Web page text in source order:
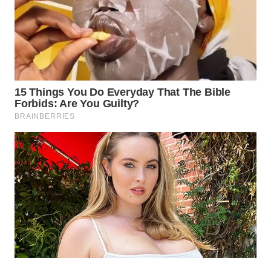
WN
LIKUPANG
WN
LABUANBAJO
WN
BORNEO
Wahana
Media
Group
WAHANA
NEWS
WAHANA
TANI